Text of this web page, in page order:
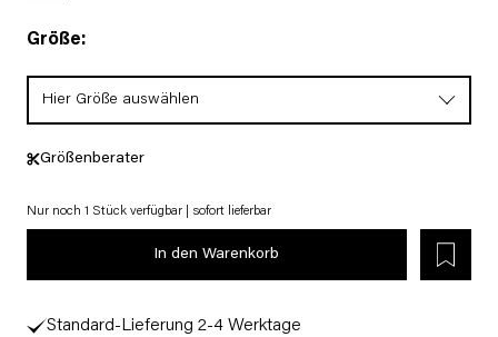
Größe:
Hier Größe auswählen
Größenberater
Nur noch 1 Stück verfügbar | sofort lieferbar
In den Warenkorb
Standard-Lieferung 2-4 Werktage